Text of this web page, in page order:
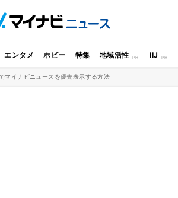
エンタメ ホビー 特集 地域活性 IIJ
マイナビニュースを優先表示する方法